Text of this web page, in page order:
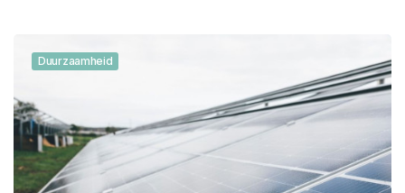
Duurzaamheid